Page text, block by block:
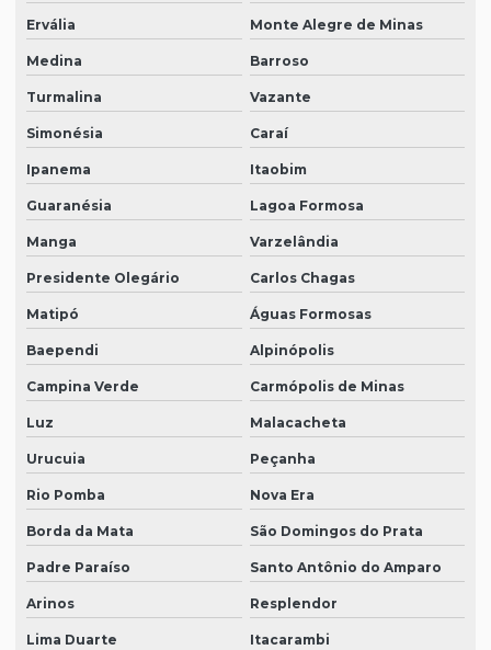
Ervália Monte Alegre de Minas
Medina Barroso
Turmalina Vazante
Simonésia Caraí
Ipanema Itaobim
Guaranésia Lagoa Formosa
Manga Varzelândia
Presidente Olegário Carlos Chagas
Matipó Águas Formosas
Baependi Alpinópolis
Campina Verde Carmópolis de Minas
Luz Malacacheta
Urucuia Peçanha
Rio Pomba Nova Era
Borda da Mata São Domingos do Prata
Padre Paraíso Santo Antônio do Amparo
Arinos Resplendor
Lima Duarte Itacarambi